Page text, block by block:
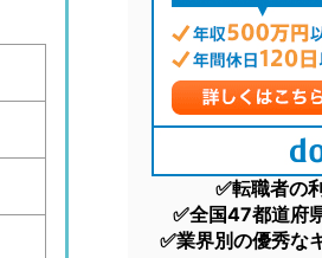
✅転職者の
✅全国47都道府
✅業界別の優秀な